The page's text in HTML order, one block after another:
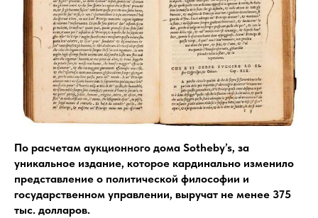
По расчетам аукционного дома Sotheby’s, за
уникальное издание, которое кардинально изменило
представление о политической философии и
государственном управлении, выручат не менее 375
тыс. долларов.